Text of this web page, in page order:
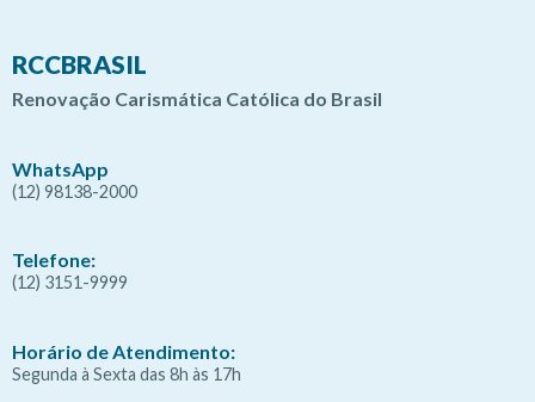
RCCBRASIL
Renovação Carismática Católica do Brasil
WhatsApp
(12) 98138-2000
Telefone:
(12) 3151-9999
Horário de Atendimento:
Segunda à Sexta das 8h às 17h